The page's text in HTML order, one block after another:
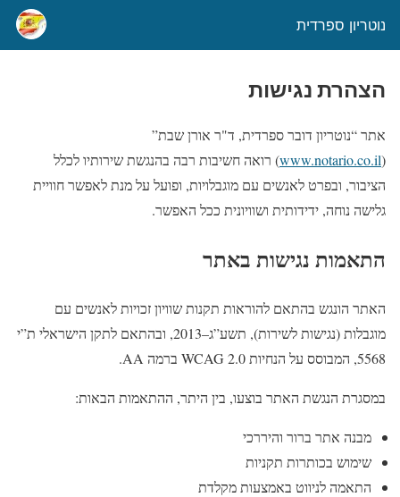
נוטריון ספרדית
הצהרת נגישות
אתר “נוטריון דובר ספרדית, ד"ר אורן שבת”
(
www.notario.co.il) רואה חשיבות רבה בהנגשת שירותיו לכלל
הציבור, ובפרט לאנשים עם מוגבלויות, ופועל על מנת לאפשר חוויית
גלישה נוחה, ידידותית ושוויונית ככל האפשר.
התאמות נגישות באתר
האתר הונגש בהתאם להוראות תקנות שוויון זכויות לאנשים עם
מוגבלות (נגישות לשירות), תשע”ג–2013, ובהתאם לתקן הישראלי ת”י
5568, המבוסס על הנחיות WCAG 2.0 ברמה AA.
במסגרת הנגשת האתר בוצעו, בין היתר, ההתאמות הבאות:
מבנה אתר ברור והיררכי
שימוש בכותרות תקניות
התאמה לניווט באמצעות מקלדת